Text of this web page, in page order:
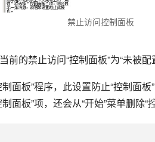
禁止访问控制面板
前的禁止访问“控制面板”为“未被配
面板”程序，此设置防止“控制面
面板”项，还会从“开始”菜单删除